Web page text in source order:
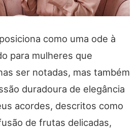
como uma ode à
para mulheres que
ser notadas, mas também
duradoura de elegância
acordes, descritos como
de frutas delicadas,